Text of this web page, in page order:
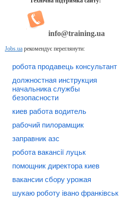
info@training.ua
Jobs.ua рекомендує переглянути:
робота продавець консультант
должностная инструкция
начальника службы
безопасности
киев работа водитель
рабочий пилорамщик
заправник азс
робота вакансії луцьк
помощник директора киев
вакансии сбору урожая
шукаю роботу івано франківськ